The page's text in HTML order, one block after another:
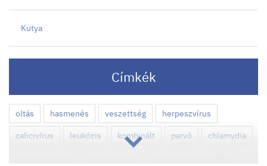
Kutya
Címkék
oltás hasmenés veszettség herpeszvírus
calicivírus leukózis kombinált parvó chlamydia